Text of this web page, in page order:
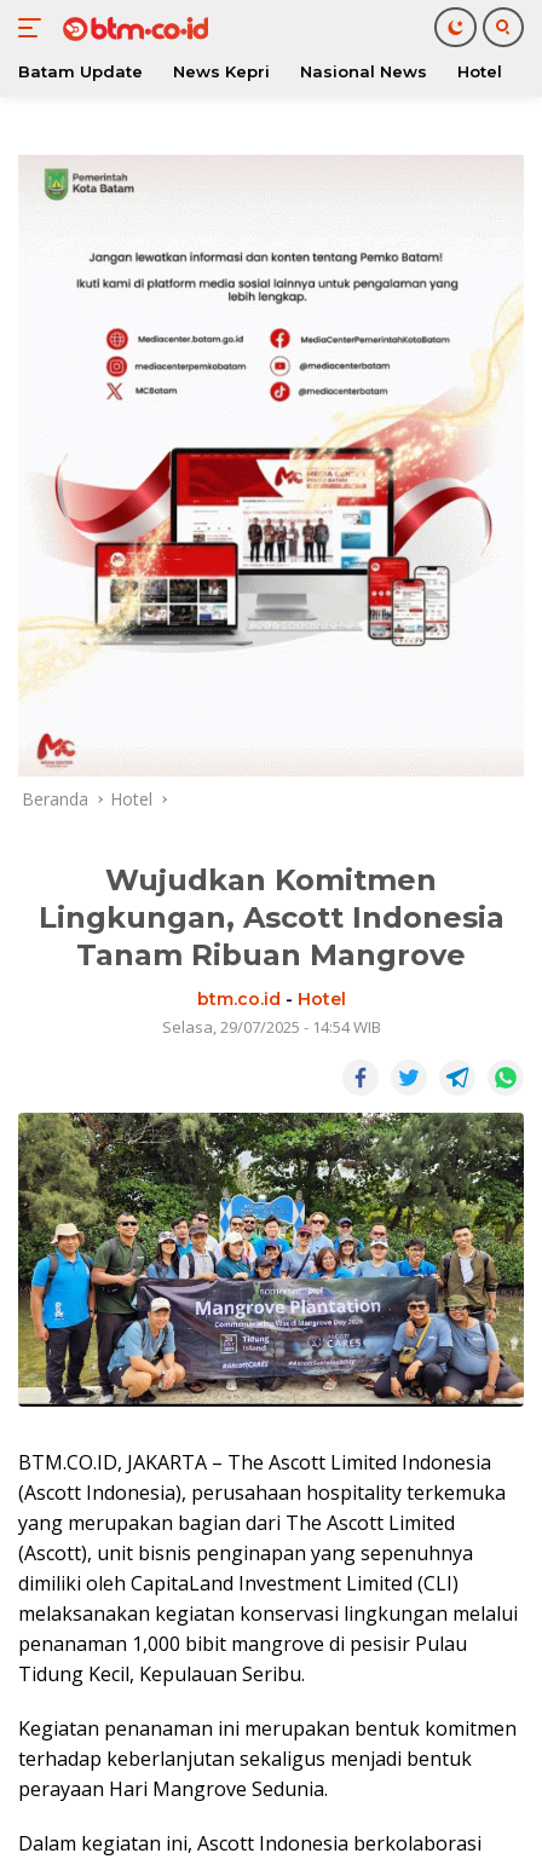
konten
Batam Update News Kepri Nasional News Hotel
Beranda Hotel
Wujudkan Komitmen
Lingkungan, Ascott Indonesia
Tanam Ribuan Mangrove
btm.co.id - Hotel
Selasa, 29/07/2025 - 14:54 WIB
BTM.CO.ID, JAKARTA – The Ascott Limited Indonesia
(Ascott Indonesia), perusahaan hospitality terkemuka
yang merupakan bagian dari The Ascott Limited
(Ascott), unit bisnis penginapan yang sepenuhnya
dimiliki oleh CapitaLand Investment Limited (CLI)
melaksanakan kegiatan konservasi lingkungan melalui
penanaman 1,000 bibit mangrove di pesisir Pulau
Tidung Kecil, Kepulauan Seribu.
Kegiatan penanaman ini merupakan bentuk komitmen
terhadap keberlanjutan sekaligus menjadi bentuk
perayaan Hari Mangrove Sedunia.
Dalam kegiatan ini, Ascott Indonesia berkolaborasi